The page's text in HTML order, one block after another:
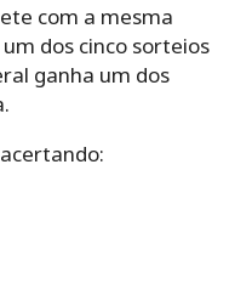
com a mesma
dos cinco sorteios
ganha um dos